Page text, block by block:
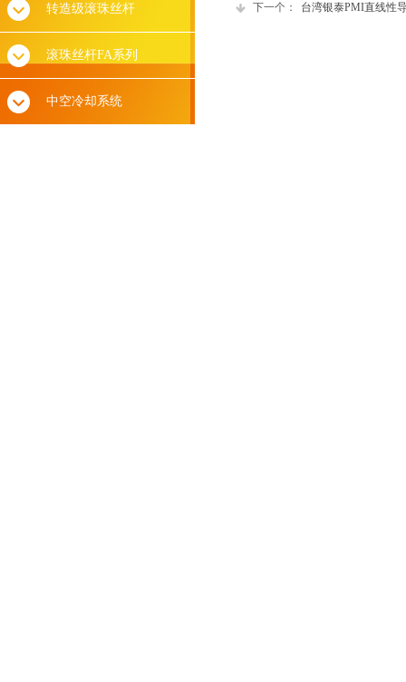
下一个：
台湾银泰PMI直线性
转造级滚珠丝杆
滚珠丝杆FA系列
中空冷却系统